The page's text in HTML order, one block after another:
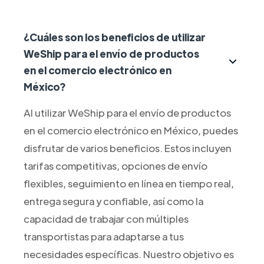
¿Cuáles son los beneficios de utilizar
WeShip para el envío de productos
en el comercio electrónico en
México?
Al utilizar WeShip para el envío de productos
en el comercio electrónico en México, puedes
disfrutar de varios beneficios. Estos incluyen
tarifas competitivas, opciones de envío
flexibles, seguimiento en línea en tiempo real,
entrega segura y confiable, así como la
capacidad de trabajar con múltiples
transportistas para adaptarse a tus
necesidades específicas. Nuestro objetivo es